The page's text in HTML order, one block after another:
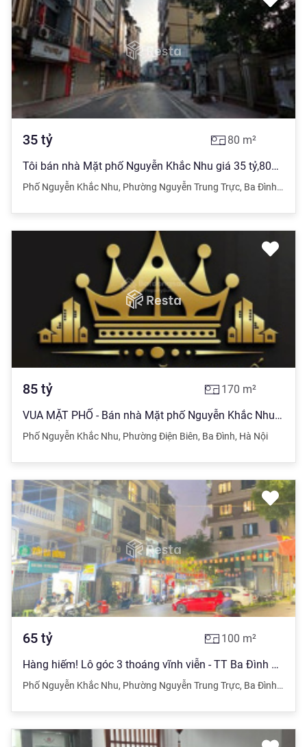
35 tỷ 80 m²
Tôi bán nhà Mặt phố Nguyễn Khắc Nhu giá 35 tỷ,80m x3T. KD siêu tốt
Phố Nguyễn Khắc Nhu, Phường Nguyễn Trung Trực, Ba Đình,Hà
85 tỷ 170 m²
VUA MẶT PHỐ - Bán nhà Mặt phố Nguyễn Khắc Nhu giá 85 tỷ, 170,8m x 7Tầng.
Phố Nguyễn Khắc Nhu, Phường Điện Biên, Ba Đình, Hà Nội
65 tỷ 100 m²
Hàng hiếm! Lô góc 3 thoáng vĩnh viễn - TT Ba Đình DT khủng 100m2, MT 5m sẵn nhà 5 tầng - giá 65 tỷ
Phố Nguyễn Khắc Nhu, Phường Nguyễn Trung Trực, Ba Đình,Hà